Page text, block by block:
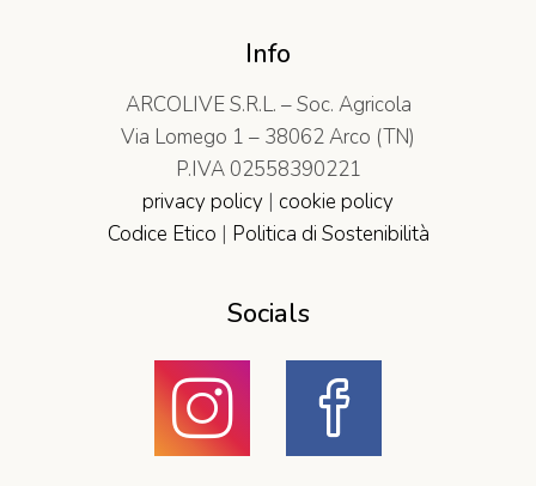
Info
ARCOLIVE S.R.L. – Soc. Agricola
Via Lomego 1 – 38062 Arco (TN)
P.IVA 02558390221
privacy policy | cookie policy
Codice Etico | Politica di Sostenibilità
Socials